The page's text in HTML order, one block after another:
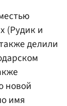
(Рудик и
делили
новой
имя